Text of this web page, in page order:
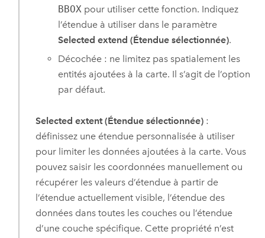
BBOX pour utiliser cette fonction. Indiquez
l’étendue à utiliser dans le paramètre
Selected extend (Étendue sélectionnée).
Décochée : ne limitez pas spatialement les
entités ajoutées à la carte. Il s’agit de l’option
par défaut.
Selected extent (Étendue sélectionnée):
définissez une étendue personnalisée à utiliser
pour limiter les données ajoutées à la carte. Vous
pouvez saisir les coordonnées manuellement ou
récupérer les valeurs d’étendue à partir de
l’étendue actuellement visible, l’étendue des
données dans toutes les couches ou l’étendue
d’une couche spécifique. Cette propriété n’est